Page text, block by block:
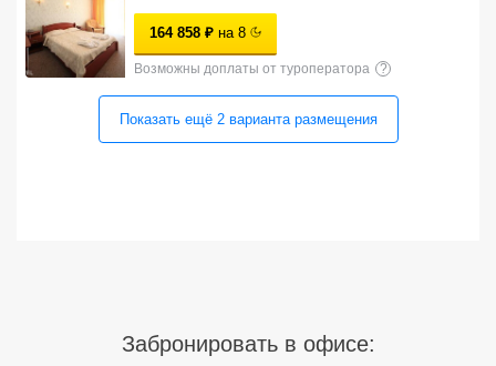
164 858 ₽ на 8
Возможны доплаты от туроператора ?
Показать ещё 2 вариантаразмещения
Забронировать в офисе:
Сетевые отели Мальдив
Сетевые отели Сейшел